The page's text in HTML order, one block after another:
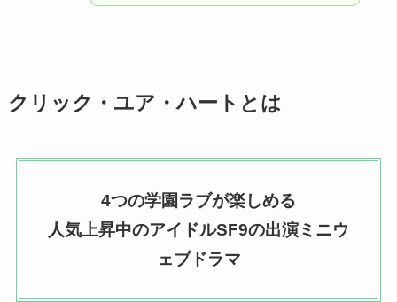
クリック・ユア・ハートとは
4つの学園ラブが楽しめる
人気上昇中のアイドルSF9の出演ミニウ
ェブドラマ